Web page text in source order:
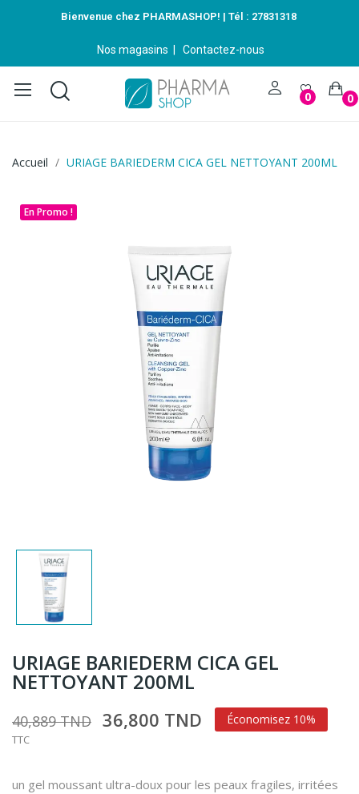
Bienvenue chez PHARMASHOP! | Tél : 27831318
Nos magasins Contactez-nous
0 0
Accueil URIAGE BARIEDERM CICA GEL NETTOYANT 200ML
En Promo !
URIAGE BARIEDERM CICA GEL
NETTOYANT 200ML
40,889 TND 36,800 TND Économisez 10%
TTC
un gel moussant ultra-doux pour les peaux fragiles, irritées